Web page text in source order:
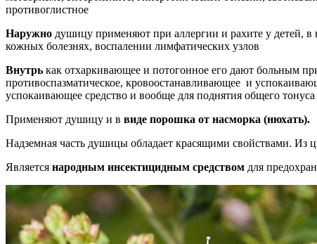
противоглистное
Наружно душицу применяют при аллергии и рахите у детей,
кожных болезнях, воспалении лимфатических узлов
Внутрь как отхаркивающее и потогонное его дают больным
противоспазматическое, кровоостанавливающее и
успокаивающее средство и вообще для поднятия общего тонуса
Применяют душицу и в виде порошка от насморка (нюхать).
Надземная часть душицы обладает красящими свойствами. Из
Является народным инсектицидным средством для